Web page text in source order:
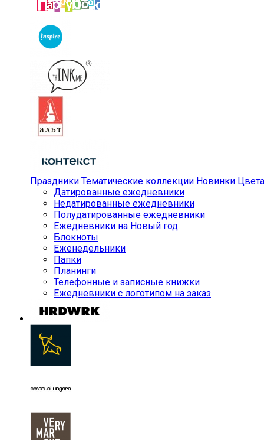
Праздники Тематические коллекции Новинки Цвета
Датированные ежедневники
Недатированные ежедневники
Полудатированные ежедневники
Ежедневники на Новый год
Блокноты
Еженедельники
Папки
Планинги
Телефонные и записные книжки
Ежедневники с логотипом на заказ